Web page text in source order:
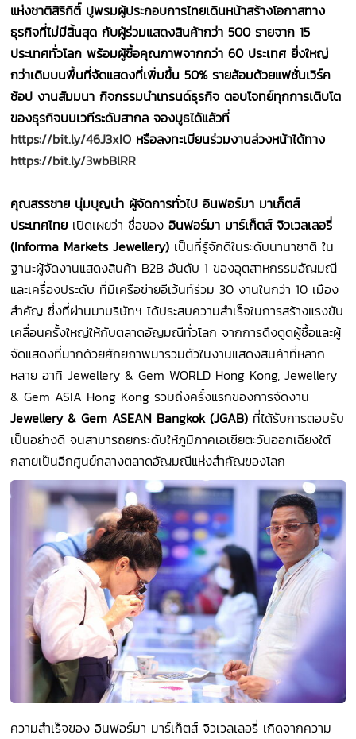
แห่งชาติสิริกิติ์ ปูพรมผู้ประกอบการไทยเดินหน้าสร้างโอกาสทาง
ธุรกิจที่ไม่มีสิ้นสุด กับผู้ร่วมแสดงสินค้ากว่า 500 รายจาก 15
ประเทศทั่วโลก พร้อมผู้ซื้อคุณภาพจากกว่า 60 ประเทศ ยิ่งใหญ่
กว่าเดิมบนพื้นที่จัดแสดงที่เพิ่มขึ้น 50% รายล้อมด้วยแฟชั่นเวิร์ค
ช้อป งานสัมมนา กิจกรรมนำเทรนด์ธุรกิจ ตอบโจทย์ทุกการเติบโต
ของธุรกิจบนเวทีระดับสากล จองบูธได้แล้วที่
https://bit.ly/46J3xIO หรือลงทะเบียนร่วมงานล่วงหน้าได้ทาง
https://bit.ly/3wbBlRR
คุณสรรชาย นุ่มบุญนำ ผู้จัดการทั่วไป อินฟอร์มา มาเก็ตส์
ประเทศไทย เปิดเผยว่า ชื่อของอินฟอร์มา มาร์เก็ตส์ จิวเวลเลอรี่
(Informa Markets Jewellery) เป็นที่รู้จักดีในระดับนานาชาติ ใน
ฐานะผู้จัดงานแสดงสินค้า B2B อันดับ 1 ของอุตสาหกรรมอัญมณี
และเครื่องประดับ ที่มีเครือข่ายอีเว้นท์ร่วม 30 งานในกว่า 10 เมือง
สำคัญ ซึ่งที่ผ่านมาบริษัทฯ ได้ประสบความสำเร็จในการสร้างแรงขับ
เคลื่อนครั้งใหญ่ให้กับตลาดอัญมณีทั่วโลก จากการดึงดูดผู้ซื้อและผู้
จัดแสดงที่มากด้วยศักยภาพมารวมตัวในงานแสดงสินค้าที่หลาก
หลาย อาทิ Jewellery & Gem WORLD Hong Kong, Jewellery
& Gem ASIA Hong Kong รวมถึงครั้งแรกของการจัดงาน
Jewellery & Gem ASEAN Bangkok (JGAB) ที่ได้รับการตอบรับ
เป็นอย่างดี จนสามารถยกระดับให้ภูมิภาคเอเชียตะวันออกเฉียงใต้
กลายเป็นอีกศูนย์กลางตลาดอัญมณีแห่งสำคัญของโลก
ความสำเร็จของ อินฟอร์มา มาร์เก็ตส์ จิวเวลเลอรี่ เกิดจากความ